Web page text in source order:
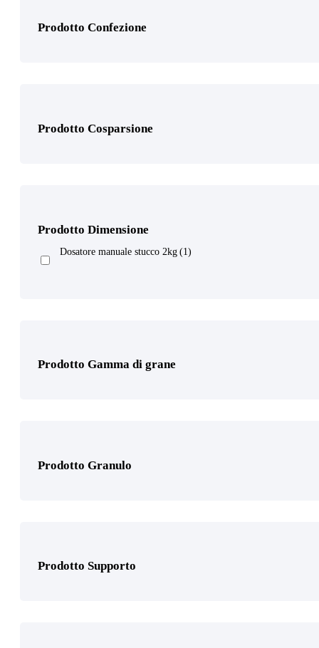
Prodotto Granulo
Prodotto Supporto
Prodotto Numero Respiratori
Prodotto Confezione
Prodotto Cosparsione
Prodotto Dimensione
Dosatore manuale stucco 2kg (1)
Prodotto Gamma di grane
Prodotto Granulo
Prodotto Supporto